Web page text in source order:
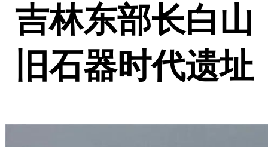
吉林东部长白山
旧石器时代遗址